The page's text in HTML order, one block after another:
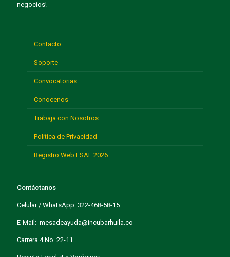
negocios!
Contacto
Soporte
Convocatorias
Conocenos
Trabaja con Nosotros
Política de Privacidad
Registro Web ESAL 2026
Contáctanos
Celular / WhatsApp: 322-468-58-15
E-Mail: mesadeayuda@incubarhuila.co
Carrera 4 No. 22-11